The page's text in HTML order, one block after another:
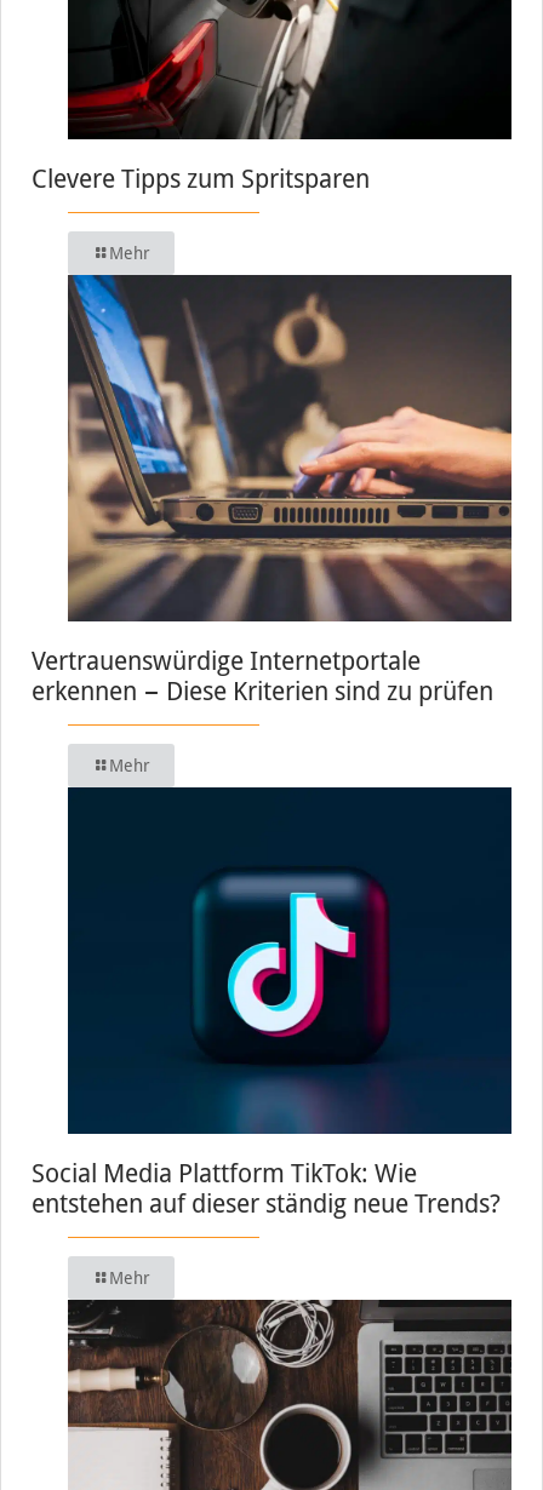
Clevere Tipps zum Spritsparen
Mehr
Vertrauenswürdige Internetportale
erkennen − Diese Kriterien sind zu prüfen
Mehr
Social Media Plattform TikTok: Wie
entstehen auf dieser ständig neue Trends?
Mehr